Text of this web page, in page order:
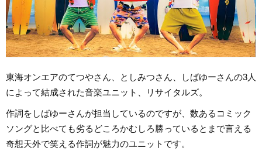
東海オンエアのてつやさん、としみつさん、しばゆーさんの3人
によって結成された音楽ユニット、リサイタルズ。
作詞をしばゆーさんが担当しているのですが、数あるコミック
ソングと比べても劣るどころかむしろ勝っているとまで言える
奇想天外で笑える作詞が魅力のユニットです。